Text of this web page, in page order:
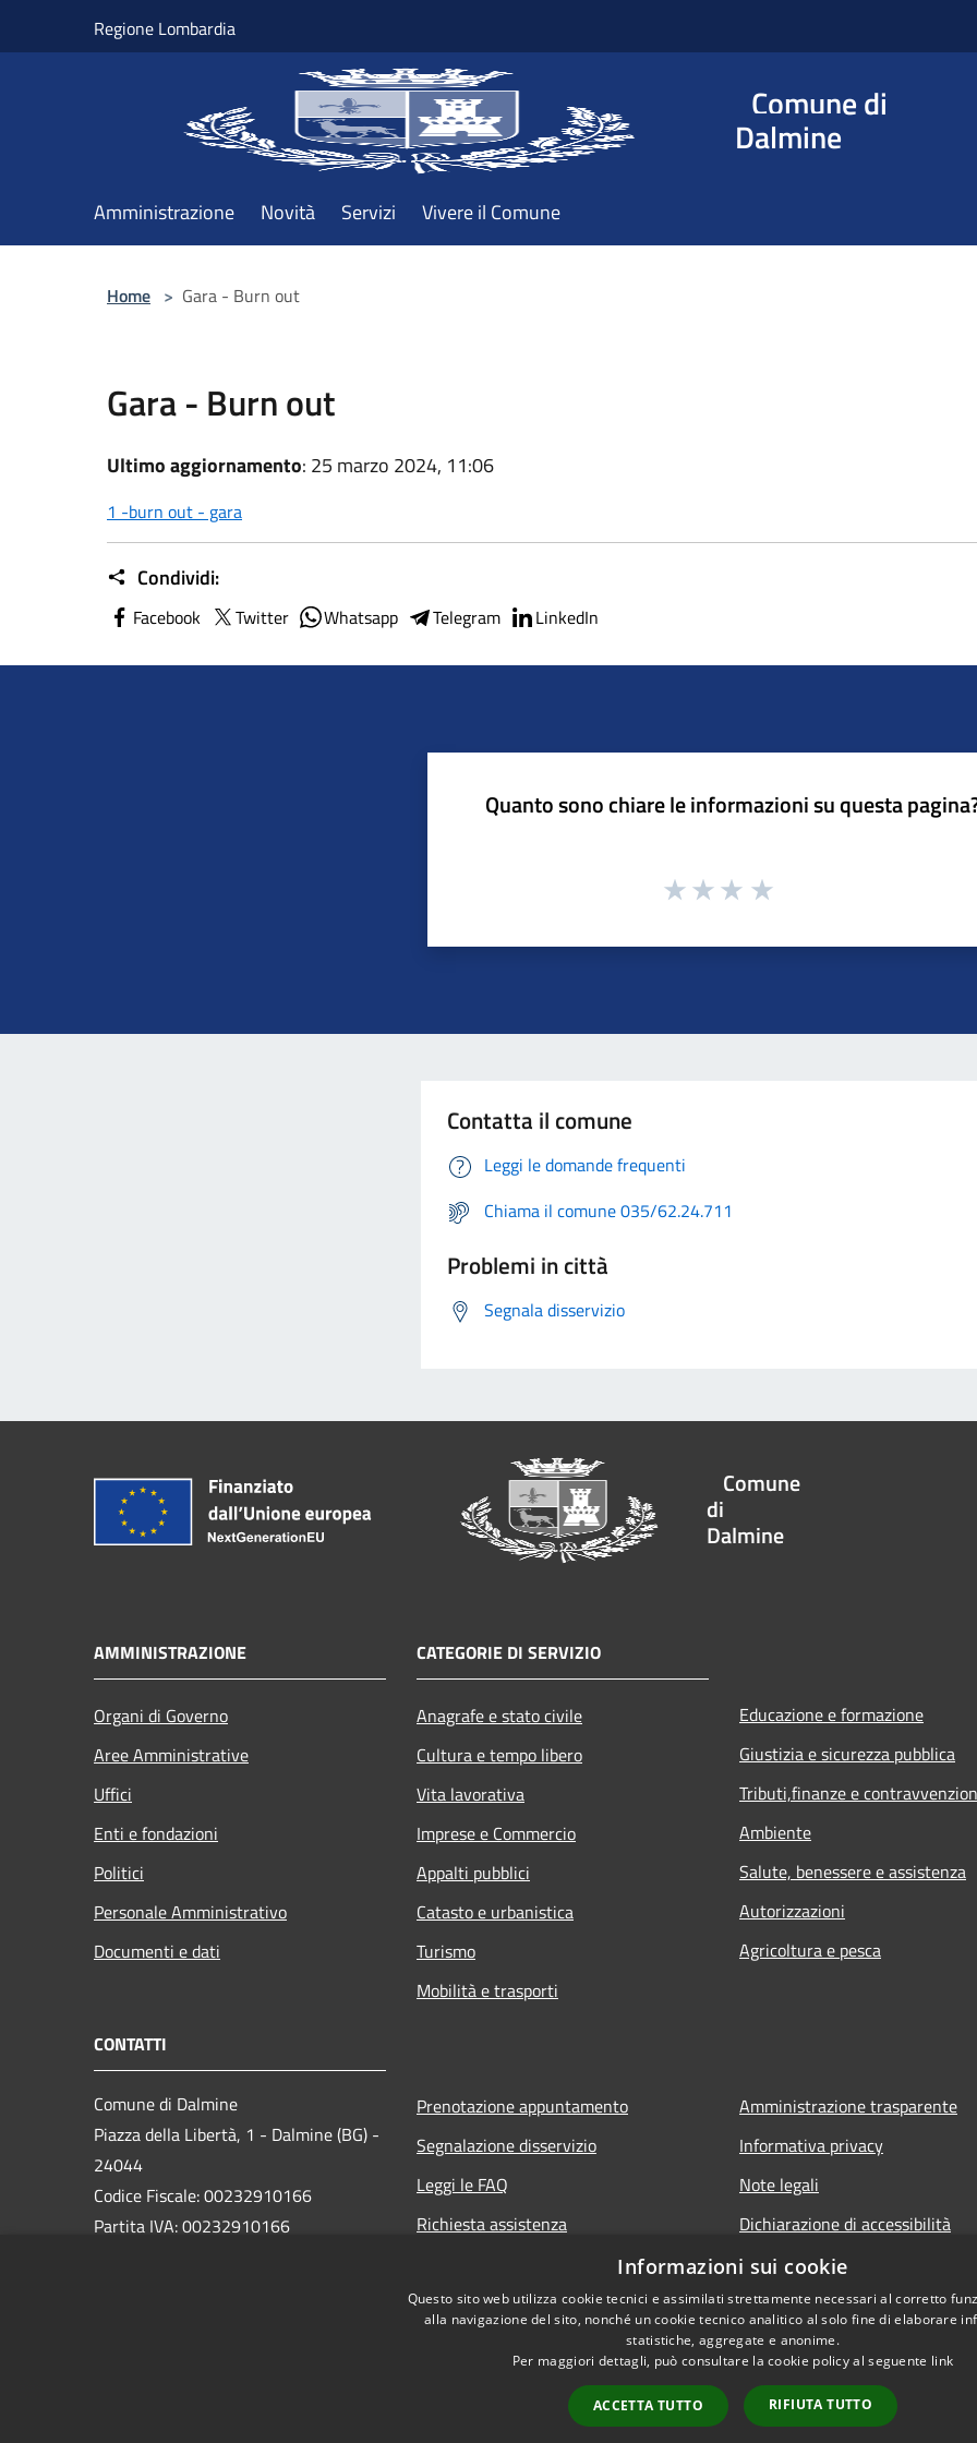
Regione Lombardia
Comune di
Dalmine
Amministrazione Novità Servizi Vivere il Comune
Home > Gara - Burn out
Gara - Burn out
Ultimo aggiornamento: 25 marzo 2024, 11:06
1 -burn out - gara
Condividi:
Facebook Twitter Whatsapp Telegram LinkedIn
Quanto sono chiare le informazioni su questa
Contatta il comune
Leggi le domande frequenti
Chiama il comune 035/62.24.711
Problemi in città
Segnala disservizio
Comune
di
Dalmine
AMMINISTRAZIONE
Organi di Governo
Aree Amministrative
Uffici
Enti e fondazioni
Politici
Personale Amministrativo
Documenti e dati
CATEGORIE DI SERVIZIO
Anagrafe e stato civile
Cultura e tempo libero
Vita lavorativa
Imprese e Commercio
Appalti pubblici
Catasto e urbanistica
Turismo
Mobilità e trasporti
Educazione e formazione
Giustizia e sicurezza pubblica
Tributi,finanze e
Ambiente
Salute, benessere e assistenza
Autorizzazioni
Agricoltura e pesca
CONTATTI
Comune di Dalmine
Piazza della Libertà, 1 - Dalmine (BG) -
24044
Codice Fiscale: 00232910166
Partita IVA: 00232910166
Prenotazione appuntamento
Segnalazione disservizio
Leggi le FAQ
Richiesta assistenza
Amministrazione trasparente
Informativa privacy
Note legali
Dichiarazione di accessibilità
Piano di miglioramento del sito
Informazioni sui cookie
Questo sito web utilizza cookie tecnici e assimilati strettamente necessari al corretto
alla navigazione del sito, nonché un cookie tecnico analitico al solo fine di elaborare
statistiche, aggregate e anonime.
Per maggiori dettagli, può consultare la cookie policy al seguente link
ACCETTA TUTTO RIFIUTA TUTTO